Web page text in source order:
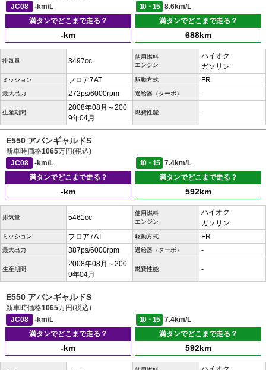
JC08
-km/L 10・15
8.6km/L
満タンでどこまで走る？
-km
満タンでどこまで走る？
688km
排気量 3497cc
使用燃料
エンジン
ハイオク
ガソリン
ミッション フロア7AT 駆動方式 FR
最大出力 272ps/6000rpm 過給器（ターボ） -
生産期間
2008年08月～200
9年04月
燃費性能 -
E550 アバンギャルドS
新車時価格1065万円(税込)
JC08
-km/L 10・15
7.4km/L
満タンでどこまで走る？
-km
満タンでどこまで走る？
592km
排気量 5461cc
使用燃料
エンジン
ハイオク
ガソリン
ミッション フロア7AT 駆動方式 FR
最大出力 387ps/6000rpm 過給器（ターボ） -
生産期間
2008年08月～200
9年04月
燃費性能 -
E550 アバンギャルドS
新車時価格1065万円(税込)
JC08
-km/L 10・15
7.4km/L
満タンでどこまで走る？
-km
満タンでどこまで走る？
592km